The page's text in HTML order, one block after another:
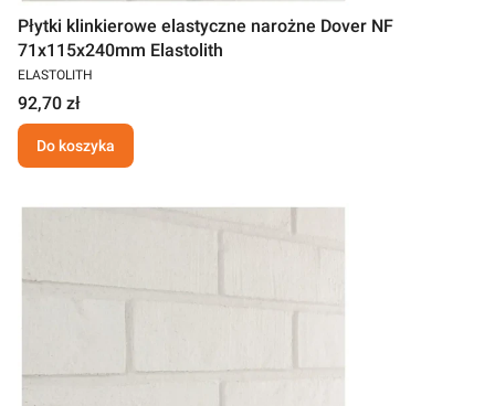
Płytki klinkierowe elastyczne narożne Dover NF
71x115x240mm Elastolith
ELASTOLITH
92,70 zł
Do koszyka